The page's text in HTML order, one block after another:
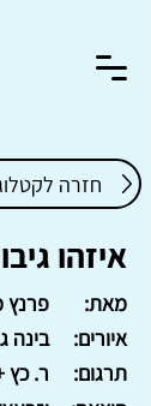
חזרה
איזהו
פרנץ
מאת:
בינה
איורים:
ר. כץ
תרגום: